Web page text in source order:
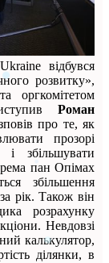
відбувся
розвитку»,
оргкомітетом
Роман
про те, як
прозорі
збільшувати
пан Опімах
збільшення
рік. Також він
розрахунку
Невдовзі
калькулятор,
ділянки, в